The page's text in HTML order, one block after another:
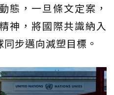
態，一旦條文定案，
神，將國際共識納入
步邁向減塑目標。